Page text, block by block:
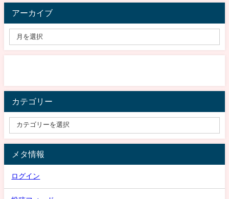
アーカイブ
カテゴリー
メタ情報
ログイン